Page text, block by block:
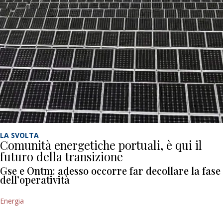
LA SVOLTA
Comunità energetiche portuali, è qui il
futuro della transizione
Gse e Ontm: adesso occorre far decollare la fase
dell’operatività
Energia